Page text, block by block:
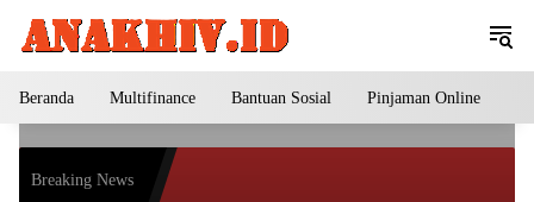
Beranda Multifinance Bantuan Sosial Pinjaman Online
Breaking News